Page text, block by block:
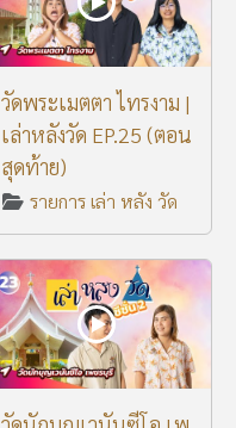
วัดพระเมตตา ไทรงาม |
เล่าหลังวัด EP.25 (ตอน
สุดท้าย)
รายการ เล่า หลัง วัด